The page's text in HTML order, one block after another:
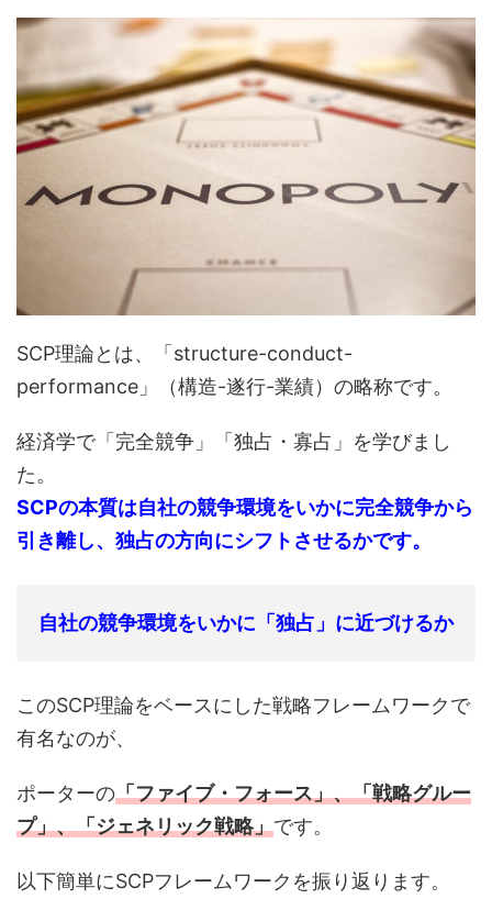
SCP理論とは、「structure-conduct-
performance」（構造-遂行-業績）の略称です。
経済学で「完全競争」「独占・寡占」を学びまし
た。
SCPの本質は自社の競争環境をいかに完全競争から
引き離し、独占の方向にシフトさせるかです。
自社の競争環境をいかに「独占」に近づけるか
このSCP理論をベースにした戦略フレームワークで
有名なのが、
ポーターの「ファイブ・フォース」、「戦略グルー
プ」、「ジェネリック戦略」です。
以下簡単にSCPフレームワークを振り返ります。